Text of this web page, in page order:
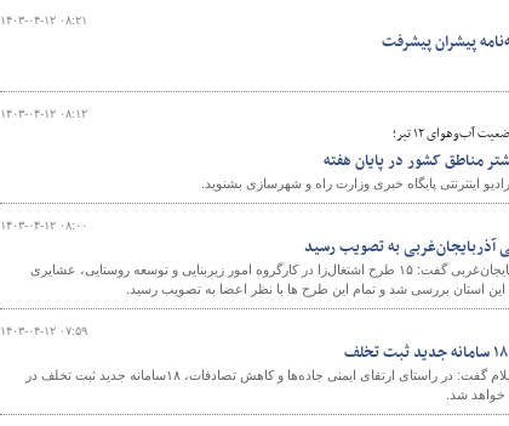
۱۴۰۳-۰۴-۱۲ ۰۸:۲۱
پیشران پیشرفت
۱۴۰۳-۰۴-۱۲ ۰۸:۱۲
آب‌وهوای ۱۲ تیر؛
مناطق کشور در پایان هفته
اینترنتی پایگاه خبری وزارت راه و شهرسازی بشنوید.
۱۴۰۳-۰۴-۱۲ ۰۸:۰۰
سرپرست اداره کل راه و شهرسازی آذربایجان‌غربی گفت: ۱۵ طرح اشتغال‌زا در کارگروه امور زیربنایی و توسعه روستایی، عشایری
استان بررسی شد و تمام این طرح ها با نظر اعضا به تصویب رسید.
۱۴۰۳-۰۴-۱۲ ۰۷:۵۹
مدیرکل راهداری و حمل و نقل جاده‌ای ایلام گفت: در راستای ارتقای ایمنی جاده‌ها و کاهش تصادفات، ۱۸سامانه جدید ثبت تخلف در
خواهد شد.